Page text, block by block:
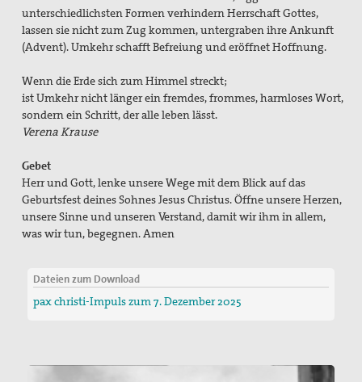
unterschiedlichsten Formen verhindern Herrschaft Gottes,
lassen sie nicht zum Zug kommen, untergraben ihre Ankunft
(Advent). Umkehr schafft Befreiung und eröffnet Hoffnung.
Wenn die Erde sich zum Himmel streckt;
ist Umkehr nicht länger ein fremdes, frommes, harmloses Wort,
sondern ein Schritt, der alle leben lässt.
Verena Krause
Gebet
Herr und Gott, lenke unsere Wege mit dem Blick auf das
Geburtsfest deines Sohnes Jesus Christus. Öffne unsere Herzen,
unsere Sinne und unseren Verstand, damit wir ihm in allem,
was wir tun, begegnen. Amen
Dateien zum Download
pax christi-Impuls zum 7. Dezember 2025